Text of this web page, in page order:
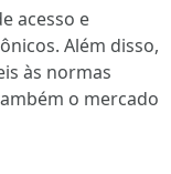
acesso e
Além disso,
às normas
o mercado